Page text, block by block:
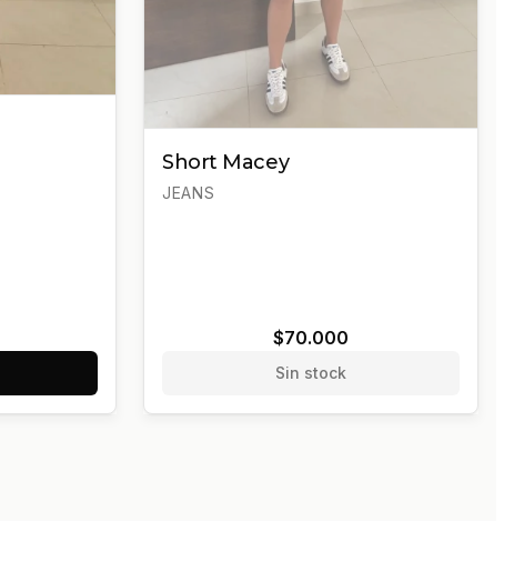
Short Macey
JEANS
$70.000
Sin stock